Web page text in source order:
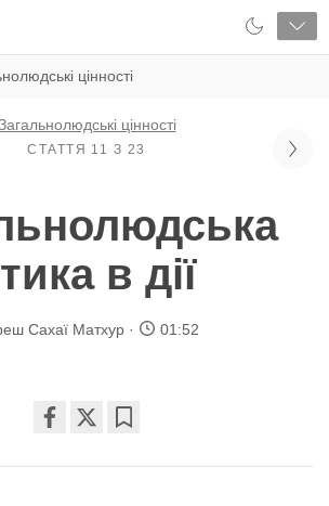
цінності
цінності
СТАТТЯ 11 З 23
в дії
Сахаї Матхур 01:52
on